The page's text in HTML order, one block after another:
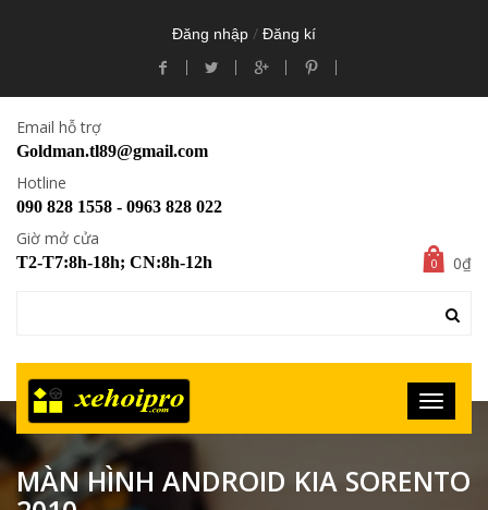
Đăng nhập / Đăng kí
Email hỗ trợ
Goldman.tl89@gmail.com
Hotline
090 828 1558 - 0963 828 022
Giờ mở cửa
T2-T7:8h-18h; CN:8h-12h 0 0₫
MÀN HÌNH ANDROID KIA SORENTO